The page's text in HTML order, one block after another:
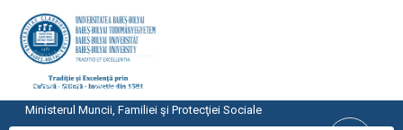
content
CENTRUL PROGRAMELOR
Home
20.02.2012 – Comunicat referitor la măsurile implementate de către
Ministerul Muncii, Familiei şi Protecţiei Sociale